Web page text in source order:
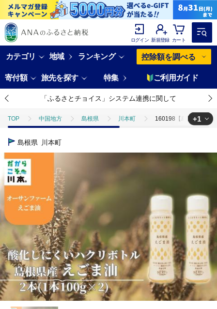
ログイン 新規登録 カート
カテゴリ 地域 ランキング 控除額を調べる
寄付額 旅先を探す 特集 ご利用ガイド
「ふるさとチョイス」システム連携に関して
TOP 中国地方 島根県 川本町 160198【島根県産え
TOP
+1
島根県 川本町